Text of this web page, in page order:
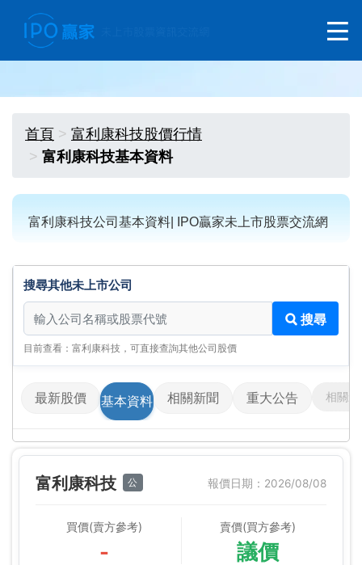
首頁
富利康科技股價行情
富利康科技基本資料
富利康科技公司基本資料| IPO贏家未上市股票交流網
搜尋其他未上市公司
搜尋其他未上市公司
搜尋
目前查看：富利康科技，可直接查詢其他公司股價
最新股價 基本資料 相關新聞 重大公告 相關影
富利康科技 公 報價日期：2026/08/08
買價(賣方參考)
-
賣價(買方參考)
議價